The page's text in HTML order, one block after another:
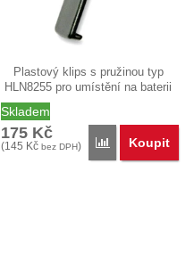
Plastový klips s pružinou typ
HLN8255 pro umístění na baterii
Skladem
175 Kč
(145 Kč bez DPH) Porovnat
Koupit